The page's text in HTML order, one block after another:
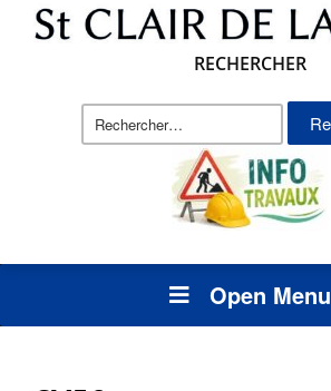
RECHERCHER
Rechercher :
Open Menu